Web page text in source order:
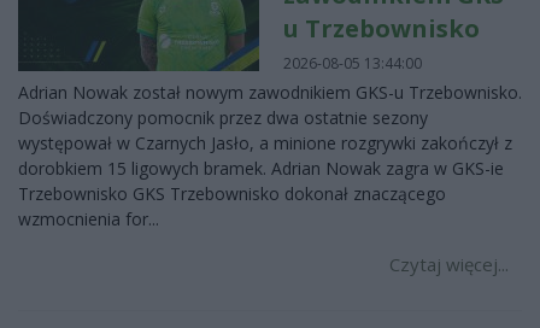
u Trzebownisko
2026-08-05 13:44:00
Adrian Nowak został nowym zawodnikiem GKS-u Trzebownisko.
Doświadczony pomocnik przez dwa ostatnie sezony
występował w Czarnych Jasło, a minione rozgrywki zakończył z
dorobkiem 15 ligowych bramek. Adrian Nowak zagra w GKS-ie
Trzebownisko GKS Trzebownisko dokonał znaczącego
wzmocnienia for...
Czytaj więcej...